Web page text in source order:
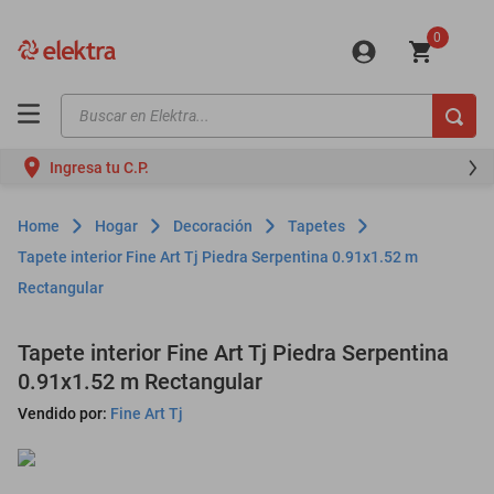
0
Buscar en Elektra...
Ingresa tu C.P.
Hogar Decoración
Tapetes
Tapete interior Fine Art Tj Piedra Serpentina 0.91x1.52 m
Rectangular
Tapete interior Fine Art Tj Piedra Serpentina
0.91x1.52 m Rectangular
Vendido por: Fine Art Tj
motos
moto
celulares
iphones
lavadoras
colchones